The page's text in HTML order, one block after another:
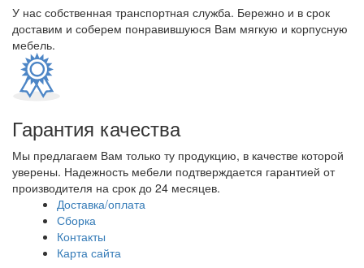
У нас собственная транспортная служба. Бережно и в срок
доставим и соберем понравившуюся Вам мягкую и корпусную
мебель.
Гарантия качества
Мы предлагаем Вам только ту продукцию, в качестве которой
уверены. Надежность мебели подтверждается гарантией от
производителя на срок до 24 месяцев.
Доставка/оплата
Сборка
Контакты
Карта сайта